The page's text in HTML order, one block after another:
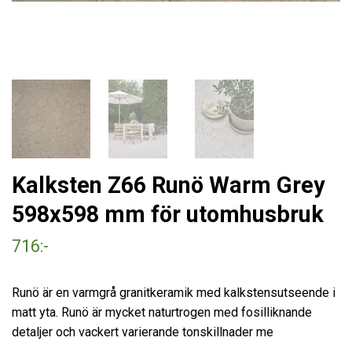
Kalksten Z66 Runö Warm Grey
598x598 mm för utomhusbruk
716:-
Runö är en varmgrå granitkeramik med kalkstensutseende i
matt yta. Runö är mycket naturtrogen med fosilliknande
detaljer och vackert varierande tonskillnader me